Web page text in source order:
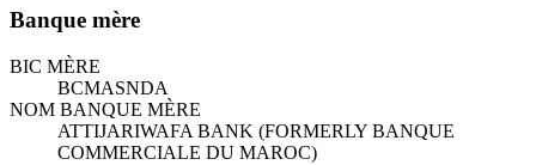
Banque mère
BIC MÈRE
BCMASNDA
NOM BANQUE MÈRE
ATTIJARIWAFA BANK (FORMERLY BANQUE
COMMERCIALE DU MAROC)